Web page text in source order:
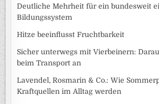
Deutliche Mehrheit für ein bundesweit
Bildungssystem
Hitze beeinflusst Fruchtbarkeit
Sicher unterwegs mit Vierbeinern:
beim Transport an
Lavendel, Rosmarin & Co.: Wie
Kraftquellen im Alltag werden